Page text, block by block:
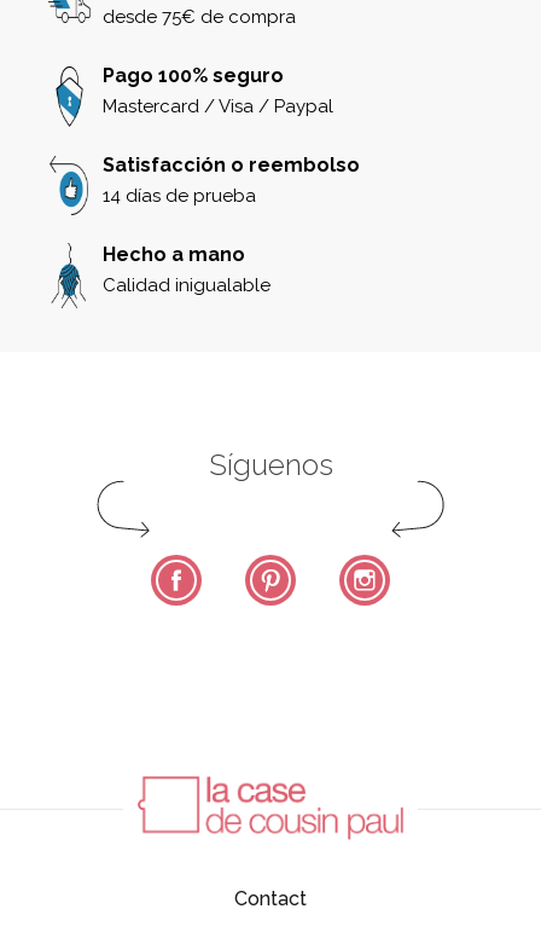
desde 75€ de compra
Pago 100% seguro
Mastercard / Visa / Paypal
Satisfacción o reembolso
14 días de prueba
Hecho a mano
Calidad inigualable
Síguenos
Facebook Pinterest
Contact